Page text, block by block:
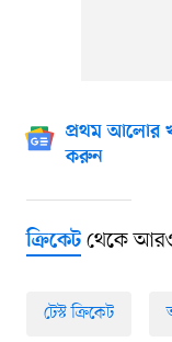
প্রথম আলোর
করুন
ক্রিকেটথেকে
টেস্ট ক্রিকেট